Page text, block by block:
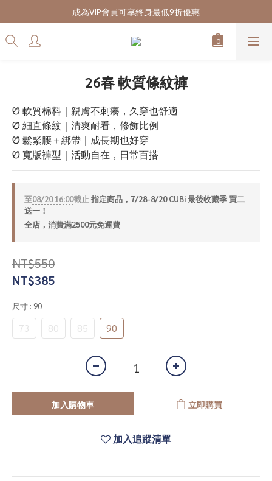
7/28-8/20 CUBi 收藏季全館買二送一
成為VIP會員可享終身最低9折優惠
7/28-8/20 CUBi 收藏季全館買二送一
26春 軟質條紋褲
Ꮼ 軟質棉料｜親膚不刺癢，久穿也舒適
Ꮼ 細直條紋｜清爽耐看，修飾比例
Ꮼ 鬆緊腰＋綁帶｜成長期也好穿
Ꮼ 寬版褲型｜活動自在，日常百搭
至08/20 16:00截止 指定商品，7/28-8/20 CUBi 最後收藏季 買二
送一！
全店，消費滿2500元免運費
NT$550
NT$385
尺寸 : 90
73 80 85 90
加入購物車 立即購買
加入追蹤清單